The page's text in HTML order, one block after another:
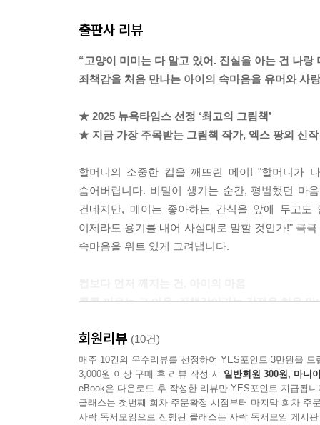
출판사 리뷰
“고양이 미미는 다 알고 있어. 진실을 아는 건 나랑
죄책감을 처음 만나는 아이의 속마음을 유머와 사
★ 2025 뉴욕타임스 선정 ‘최고의 그림책’
★ 지금 가장 주목받는 그림책 작가, 엑스 팡의 신작
할머니의 소중한 컵을 깨뜨린 메이! "할머니가
숨어버립니다. 비밀이 생기는 순간, 평범했던 마
건네지만, 메이는 좋아하는 간식을 앞에 두고
이제라도 용기를 내어 사실대로 말할 것인가!" 큭
속마음을 위트 있게 그려냅니다.
콕콕 찌르는 그 마음, 죄책감이라는 감정을 처음 만
이 책은 아이가 실수를 저지른 뒤, 자신 대신 고양
탁월하게 형상화했습니다. 모든 진실을 알고 있
가는지를 고스란히 대변합니다. 페이지를 넘길수
거대하게 자라나는지를 시각적으로 보여줍니다.
털어내고 평온한 일상으로 돌아가기 위한 소중한
회원리뷰 (10건)
매주 10건의 우수리뷰를 선정하여 YES포인트 3만원을 드
3,000원 이상 구매 후 리뷰 작성 시 일반회원 300원, 마니
eBook은 다운로드 후 작성한 리뷰만 YES포인트 지급됩니
클래스는 첫번째 회차 주문확정 시점부터 마지막 회차 주
사락 독서모임으로 진행된 클래스는 사락 독서모임 게시